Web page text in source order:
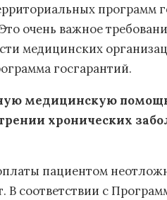
программ
очень важное
медицинских
госгарантий.
медицинскую
хронических
пациентом
соответствии с